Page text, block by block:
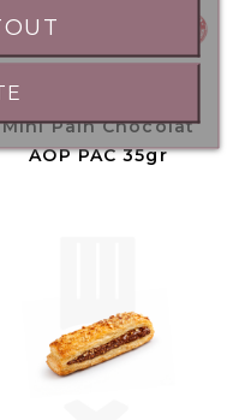
Mini Pain Chocolat
AOP PAC 35gr